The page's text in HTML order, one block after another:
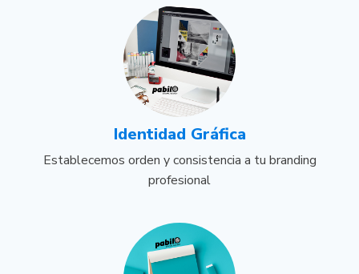
Identidad Gráfica
Establecemos orden y consistencia a tu branding
profesional